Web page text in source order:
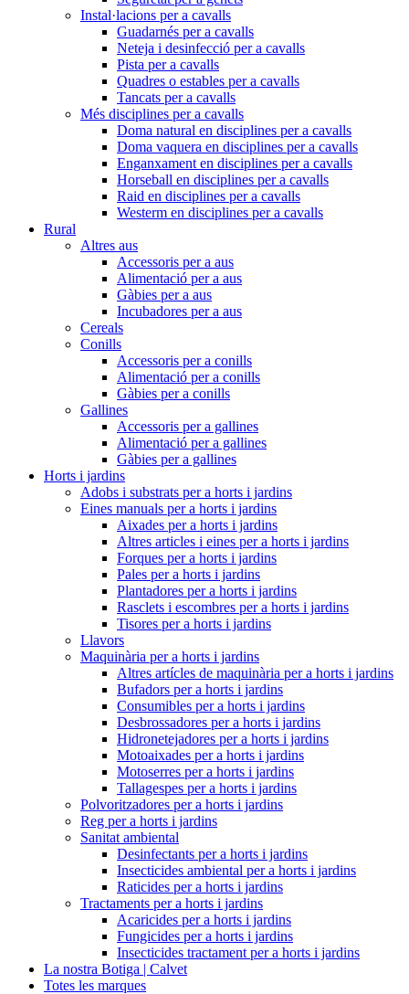
Instal·lacions per a cavalls
Guadarnés per a cavalls
Neteja i desinfecció per a cavalls
Pista per a cavalls
Quadres o estables per a cavalls
Tancats per a cavalls
Més disciplines per a cavalls
Doma natural en disciplines per a cavalls
Doma vaquera en disciplines per a cavalls
Enganxament en disciplines per a cavalls
Horseball en disciplines per a cavalls
Raid en disciplines per a cavalls
Westerm en disciplines per a cavalls
Rural
Altres aus
Accessoris per a aus
Alimentació per a aus
Gàbies per a aus
Incubadores per a aus
Cereals
Conills
Accessoris per a conills
Alimentació per a conills
Gàbies per a conills
Gallines
Accessoris per a gallines
Alimentació per a gallines
Gàbies per a gallines
Horts i jardins
Adobs i substrats per a horts i jardins
Eines manuals per a horts i jardins
Aixades per a horts i jardins
Altres articles i eines per a horts i jardins
Forques per a horts i jardins
Pales per a horts i jardins
Plantadores per a horts i jardins
Rasclets i escombres per a horts i jardins
Tisores per a horts i jardins
Llavors
Maquinària per a horts i jardins
Altres artícles de maquinària per a horts i jardins
Bufadors per a horts i jardins
Consumibles per a horts i jardins
Desbrossadores per a horts i jardins
Hidronetejadores per a horts i jardins
Motoaixades per a horts i jardins
Motoserres per a horts i jardins
Tallagespes per a horts i jardins
Polvoritzadores per a horts i jardins
Reg per a horts i jardins
Sanitat ambiental
Desinfectants per a horts i jardins
Insecticides ambiental per a horts i jardins
Raticides per a horts i jardins
Tractaments per a horts i jardins
Acaricides per a horts i jardins
Fungicides per a horts i jardins
Insecticides tractament per a horts i jardins
La nostra Botiga | Calvet
Totes les marques